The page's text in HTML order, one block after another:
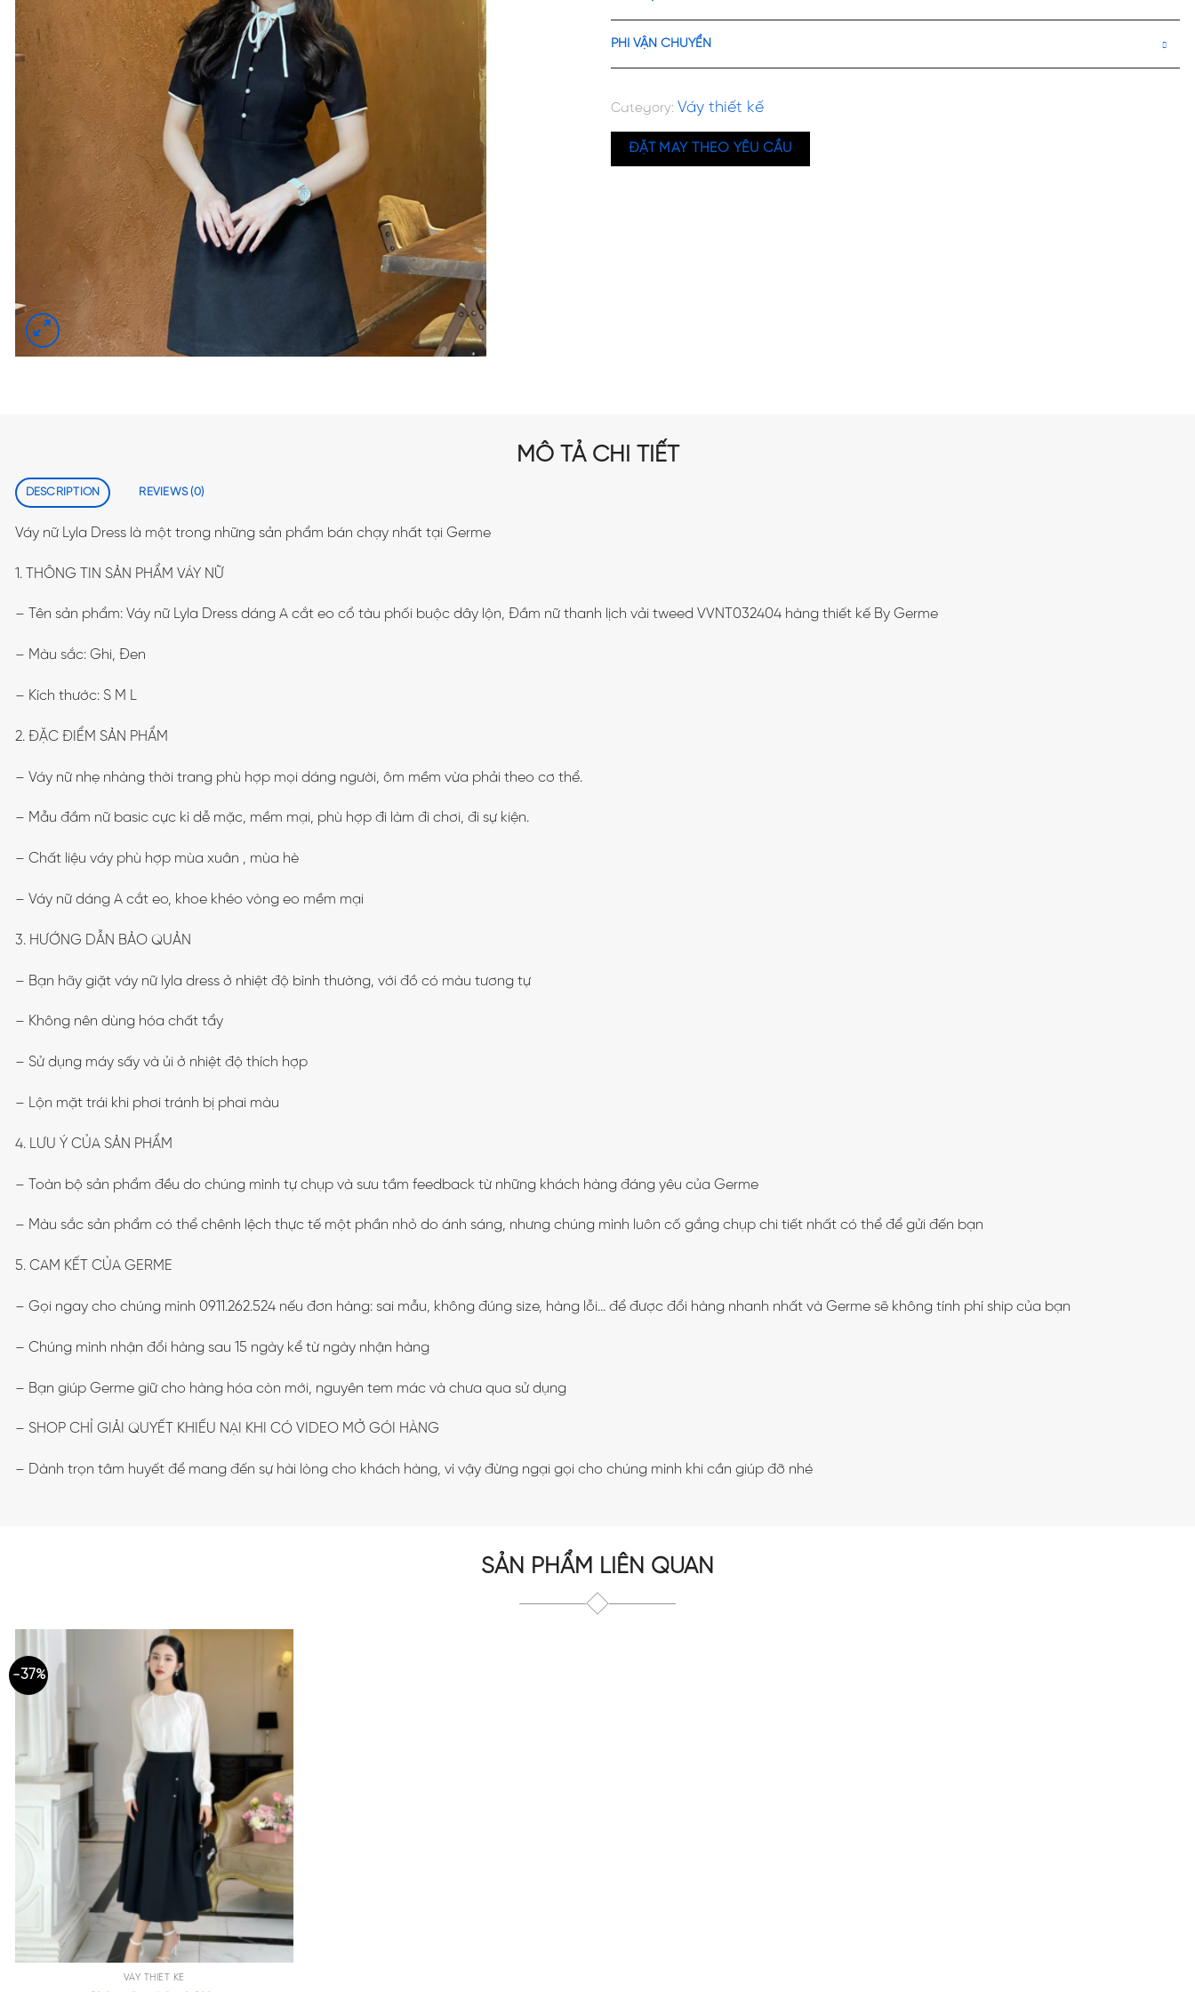
PHÍ VẬN CHUYỂN
Category: Váy thiết kế
ĐẶT MAY THEO YÊU CẦU
MÔ TẢ CHI TIẾT
DESCRIPTION REVIEWS (0)
Váy nữ Lyla Dress là một trong những sản phẩm bán chạy nhất tại Germe
1. THÔNG TIN SẢN PHẨM VÁY NỮ
– Tên sản phẩm: Váy nữ Lyla Dress dáng A cắt eo cổ tàu phối buộc dây lộn, Đầm nữ thanh lịch vải tweed VVNT032404 hàng thiết kế By Germe
– Màu sắc: Ghi, Đen
– Kích thước: S M L
2. ĐẶC ĐIỂM SẢN PHẨM
– Váy nữ nhẹ nhàng thời trang phù hợp mọi dáng người, ôm mềm vừa phải theo cơ thể.
– Mẫu đầm nữ basic cực kì dễ mặc, mềm mại, phù hợp đi làm đi chơi, đi sự kiện.
– Chất liệu váy phù hợp mùa xuân , mùa hè
– Váy nữ dáng A cắt eo, khoe khéo vòng eo mềm mại
3. HƯỚNG DẪN BẢO QUẢN
– Bạn hãy giặt váy nữ lyla dress ở nhiệt độ bình thường, với đồ có màu tương tự
– Không nên dùng hóa chất tẩy
– Sử dụng máy sấy và ủi ở nhiệt độ thích hợp
– Lộn mặt trái khi phơi tránh bị phai màu
4. LƯU Ý CỦA SẢN PHẨM
– Toàn bộ sản phẩm đều do chúng mình tự chụp và sưu tầm feedback từ những khách hàng đáng yêu của Germe
– Màu sắc sản phẩm có thể chênh lệch thực tế một phần nhỏ do ánh sáng, nhưng chúng mình luôn cố gắng chụp chi tiết nhất có thể để gửi đến bạn
5. CAM KẾT CỦA GERME
– Gọi ngay cho chúng mình 0911.262.524 nếu đơn hàng: sai mẫu, không đúng size, hàng lỗi… để được đổi hàng nhanh nhất và Germe sẽ không tính phí ship của bạn
– Chúng mình nhận đổi hàng sau 15 ngày kể từ ngày nhận hàng
– Bạn giúp Germe giữ cho hàng hóa còn mới, nguyên tem mác và chưa qua sử dụng
– SHOP CHỈ GIẢI QUYẾT KHIẾU NẠI KHI CÓ VIDEO MỞ GÓI HÀNG
– Dành trọn tâm huyết để mang đến sự hài lòng cho khách hàng, vì vậy đừng ngại gọi cho chúng mình khi cần giúp đỡ nhé
SẢN PHẨM LIÊN QUAN
-37%
VÁY THIẾT KẾ